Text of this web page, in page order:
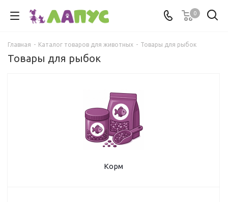
0
Главная - Каталог товаров для животных - Товары для рыбок
Товары для рыбок
Корм